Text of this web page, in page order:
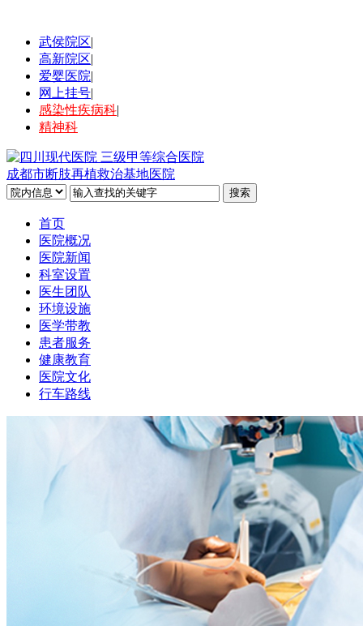
武侯院区|
高新院区|
爱婴医院|
网上挂号|
感染性疾病科|
精神科
成都市断肢再植救治基地医院
首页
医院概况
医院新闻
科室设置
医生团队
环境设施
医学带教
患者服务
健康教育
医院文化
行车路线